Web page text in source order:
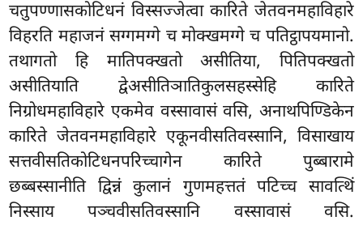
चतुपण्णासकोटिधनं विस्सज्जेत्वा कारिते जेतवनमहाविहारे
विहरति महाजनं सग्गमग्गे च मोक्खमग्गे च पतिट्ठापयमानो.
तथागतो हि मातिपक्खतो असीतिया, पितिपक्खतो
असीतियाति द्वेअसीतिञातिकुलसहस्सेहि कारिते
निग्रोधमहाविहारे एकमेव वस्सावासं वसि, अनाथपिण्डिकेन
कारिते जेतवनमहाविहारे एकूनवीसतिवस्सानि, विसाखाय
सत्तवीसतिकोटिधनपरिच्चागेन कारिते पुब्बारामे
छब्बस्सानीति द्विन्नं कुलानं गुणमहत्ततं पटिच्च सावत्थिं
निस्साय पञ्चवीसतिवस्सानि वस्सावासं वसि.